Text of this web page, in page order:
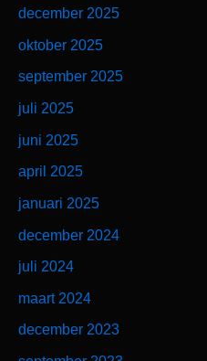
december 2025
oktober 2025
september 2025
juli 2025
juni 2025
april 2025
januari 2025
december 2024
juli 2024
maart 2024
december 2023